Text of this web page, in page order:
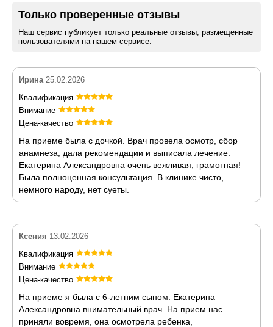
Только проверенные отзывы
Наш сервис публикует только реальные отзывы, размещенные
пользователями на нашем сервисе.
Ирина 25.02.2026
Квалификация
Внимание
Цена-качество
На приеме была с дочкой. Врач провела осмотр, сбор
анамнеза, дала рекомендации и выписала лечение.
Екатерина Александровна очень вежливая, грамотная!
Была полноценная консультация. В клинике чисто,
немного народу, нет суеты.
Ксения 13.02.2026
Квалификация
Внимание
Цена-качество
На приеме я была с 6-летним сыном. Екатерина
Александровна внимательный врач. На прием нас
приняли вовремя, она осмотрела ребенка,